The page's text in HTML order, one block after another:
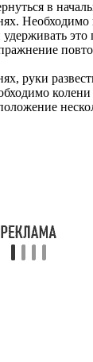
в
руки